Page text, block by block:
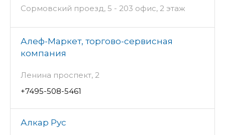
Сормовский проезд, 5 - 203 офис, 2 этаж
Алеф-Маркет, торгово-сервисная
компания
Ленина проспект, 2
+7495-508-5461
Алкар Рус